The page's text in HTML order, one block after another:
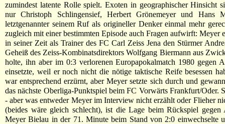
zumindest latente Rolle spielt. Exoten in geographischer Hinsicht
nur Christoph Schlingensief, Herbert Grönemeyer und Hans
letztgenannter seinem Ruf als origineller Denker einmal mehr
zugleich mit einer bestimmten Episode auch Fragen aufwirft: Meyer
in seiner Zeit als Trainer des FC Carl Zeiss Jena den Stürmer
Geheiß des Zeiss-Kombinatsdirektors Wolfgang Biermann aus
holte, ihn aber im 0:3 verlorenen Europapokalmatch 1980 gegen
einsetzte, weil er noch nicht die nötige taktische Reife besessen
war entsprechend erzürnt, aber Meyer setzte sich durch und
das nächste Oberliga-Punktspiel beim FC Vorwärts Frankfurt/Oder.
- aber was entweder Meyer im Interview nicht erzählt oder Flieher
(beides wäre gleich schlecht), ist die Lage beim Rückspiel gegen
Meyer Bielau in der 71. Minute beim Stand von 2:0 einwechselte